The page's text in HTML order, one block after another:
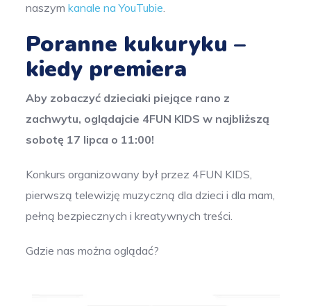
naszymkanale na YouTubie.
Poranne kukuryku –
kiedy premiera
Aby zobaczyć dzieciaki piejące rano z
zachwytu, oglądajcie 4FUN KIDS w najbliższą
sobotę 17 lipca o 11:00!
Konkurs organizowany był przez 4FUN KIDS,
pierwszą telewizję muzyczną dla dzieci i dla mam,
pełną bezpiecznych i kreatywnych treści.
Gdzie nas można oglądać?